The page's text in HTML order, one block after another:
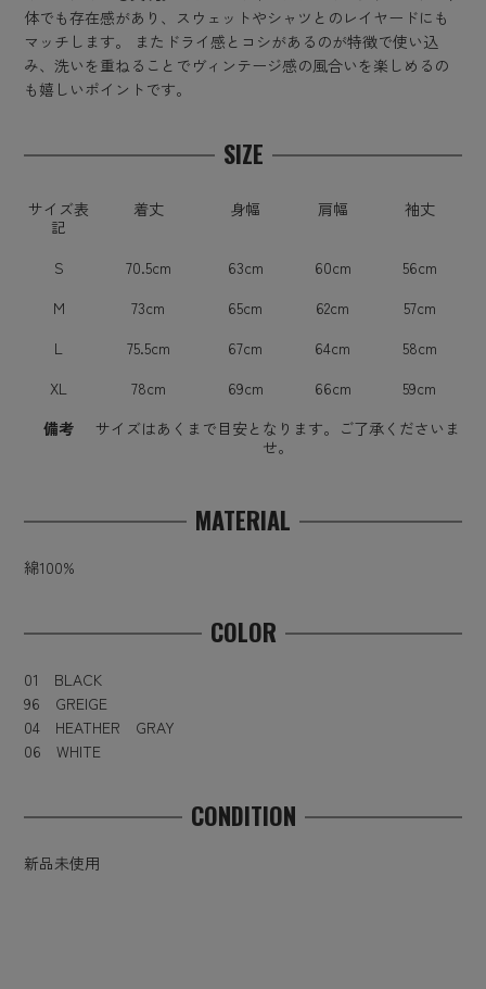
体でも存在感があり、スウェットやシャツとのレイヤードにも
マッチします。 またドライ感とコシがあるのが特徴で使い込
み、洗いを重ねることでヴィンテージ感の風合いを楽しめるの
も嬉しいポイントです。
SIZE
サイズ表
記
着丈 身幅 肩幅 袖丈
S 70.5cm 63cm 60cm
56cm
M
73cm 65cm 62cm
57cm
L
75.5cm 67cm 64cm
58cm
XL
78cm 69cm 66cm
59cm
備考
サイズはあくまで目安となります。ご了承くださいま
せ。
MATERIAL
綿100%
COLOR
01 BLACK
96 GREIGE
04 HEATHER GRAY
06 WHITE
CONDITION
新品未使用